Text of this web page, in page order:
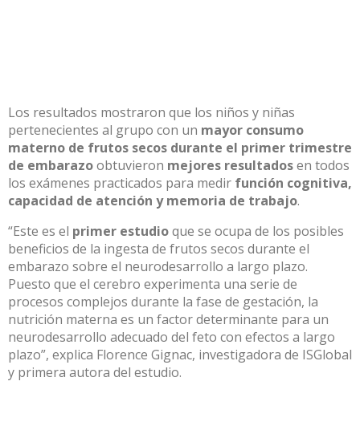
Los resultados mostraron que los niños y niñas
pertenecientes al grupo con un mayor consumo
materno de frutos secos durante el primer trimestre
de embarazoobtuvieron mejores resultadosen todos
los exámenes practicados para medir función cognitiva,
capacidad de atención y memoria de trabajo.
“Este es el primer estudioque se ocupa de los posibles
beneficios de la ingesta de frutos secos durante el
embarazo sobre el neurodesarrollo a largo plazo.
Puesto que el cerebro experimenta una serie de
procesos complejos durante la fase de gestación, la
nutrición materna es un factor determinante para un
neurodesarrollo adecuado del feto con efectos a largo
plazo”, explica Florence Gignac, investigadora de ISGlobal
y primera autora del estudio.